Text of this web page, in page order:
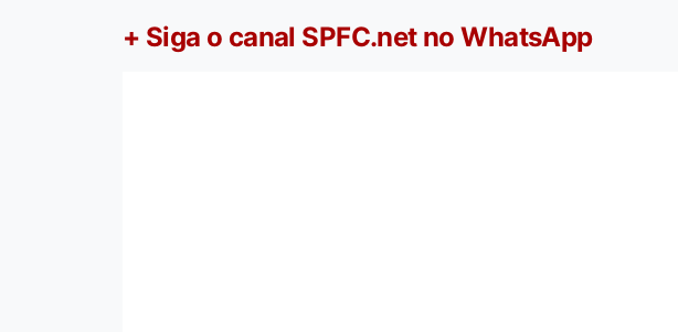
+ Siga o canal SPFC.net no WhatsApp